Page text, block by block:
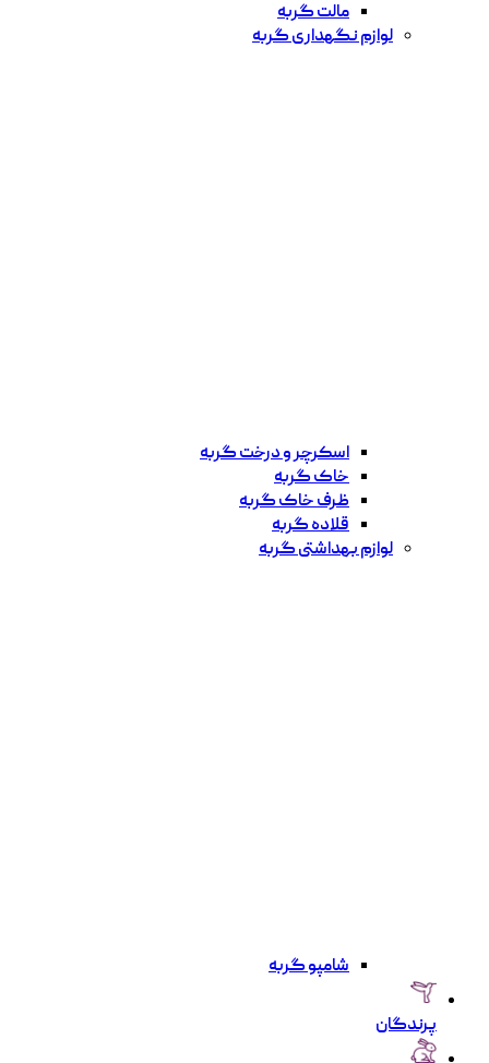
مالت گربه
لوازم نگهداری گربه
اسکرچر و درخت گربه
خاک گربه
ظرف خاک گربه
قلاده گربه
لوازم بهداشتی گربه
شامپو گربه
پرندگان